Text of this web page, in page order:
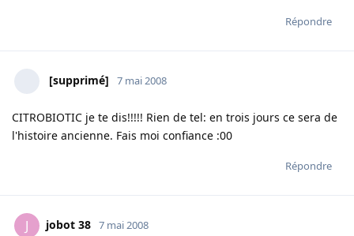
Répondre
[supprimé] 7 mai 2008
CITROBIOTIC je te dis!!!!! Rien de tel: en trois jours ce sera de
l'histoire ancienne. Fais moi confiance :00
Répondre
J jobot 38 7 mai 2008